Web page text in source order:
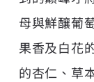
母與鮮釀葡
果香及白花
的杏仁、草